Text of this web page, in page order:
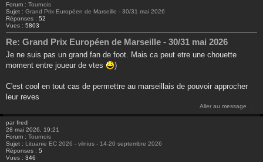
Forum : Tournois
Sujet : Grand Prix Européen de Marseille - 30/31 mai 2026
Réponses : 52
Vues : 5803
Re: Grand Prix Européen de Marseille - 30/31 mai 2026
Je ne suis pas un grand fan de foot. Mais ca peut etre une chouette
moment entre joueur de vtes
)
C'est cool en tout cas de permettre au marseillais de pouvoir approcher
leur reves
Aller au message
par fred
28 mai 2026, 19:21
Forum : Tournois
Sujet : Lituanie EC 2026 - vilnius - 14-20 septembre 2026
Réponses : 5
Vues : 346